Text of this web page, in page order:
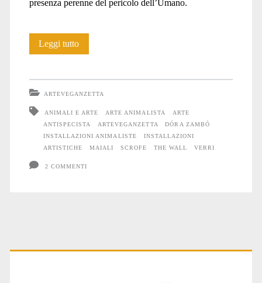
presenza perenne del pericolo dell’Umano.
Leggi tuttoL’impossibilità
Maiale
ARTEVEGANZETTA
ANIMALI E ARTE ARTE ANIMALISTA
ARTE
ANTISPECISTA
ARTEVEGANZETTA
DÓRA ZAMBÓ
INSTALLAZIONI ANIMALISTE
INSTALLAZIONI
ARTISTICHE
MAIALI SCROFE THE WALL VERRI
2 COMMENTI
Primary